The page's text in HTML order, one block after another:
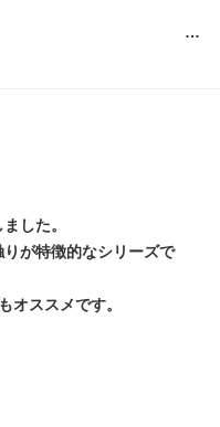
…
した。
が特徴的なシリーズで
オススメです。